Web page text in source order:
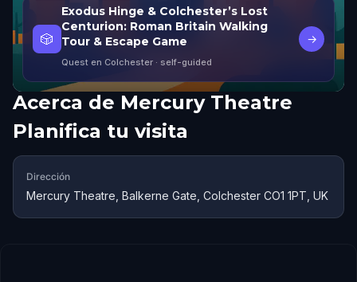
🎲
Exodus Hinge & Colchester’s Lost
Centurion: Roman Britain Walking
Tour & Escape Game
Quest en Colchester · self-guided
→
Acerca de Mercury Theatre
Planifica tu visita
Dirección
Mercury Theatre, Balkerne Gate, Colchester CO1 1PT, UK